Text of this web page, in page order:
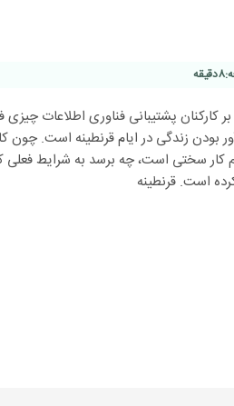
8دقیقه
بر کارکنان پشتیبانی فناوری اطلاعات چیزی
بودن زندگی در ایام قرنطینه است. چون
کار سختی است، چه برسد به شرایط فعلی
است. قرنطینه